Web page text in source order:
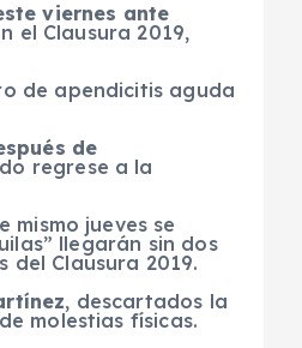
viernes ante
el Clausura 2019,
de apendicitis aguda
de
regrese a la
mismo jueves se
llegarán sin dos
Clausura 2019.
, descartados la
molestias físicas.